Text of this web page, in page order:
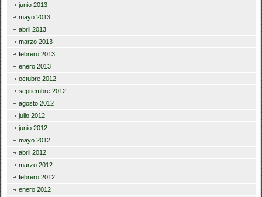
junio 2013
mayo 2013
abril 2013
marzo 2013
febrero 2013
enero 2013
octubre 2012
septiembre 2012
agosto 2012
julio 2012
junio 2012
mayo 2012
abril 2012
marzo 2012
febrero 2012
enero 2012